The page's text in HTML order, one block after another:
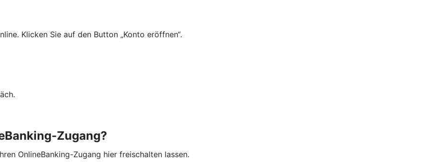
Klicken Sie auf den Button „Konto eröffnen“.
Zugang?
OnlineBanking-Zugang hier freischalten lassen.